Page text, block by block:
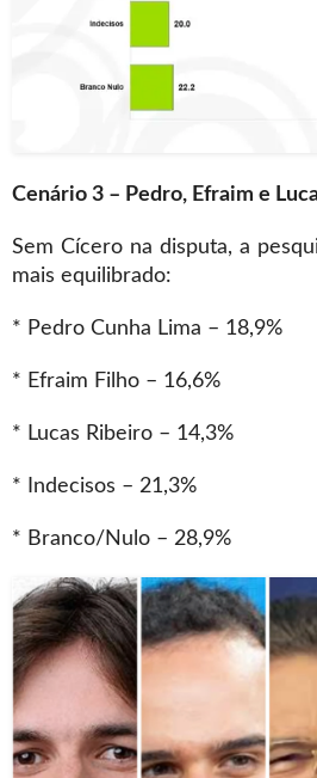
Cenário 3 – Pedro, Efraim e
Sem Cícero na disputa, a
mais equilibrado:
* Pedro Cunha Lima – 18,9%
* Efraim Filho – 16,6%
* Lucas Ribeiro – 14,3%
* Indecisos – 21,3%
* Branco/Nulo – 28,9%